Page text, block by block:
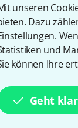
unseren
Dazu
und
können Ihre
Geht klar
gewinne